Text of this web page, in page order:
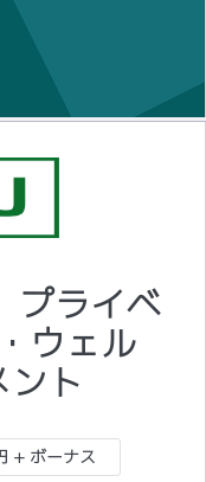
ライベ
ウェル
ト
+ ボーナス